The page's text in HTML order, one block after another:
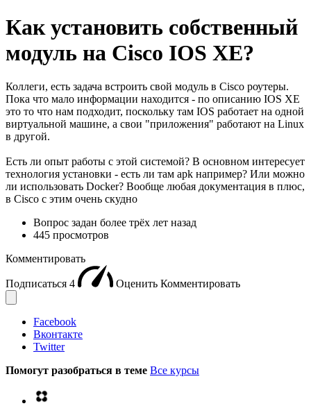
Как установить собственный
модуль на Cisco IOS XE?
Коллеги, есть задача встроить свой модуль в Cisco роутеры.
Пока что мало информации находится - по описанию IOS XE
это то что нам подходит, поскольку там IOS работает на одной
виртуальной машине, а свои "приложения" работают на Linux
в другой.
Есть ли опыт работы с этой системой? В основном интересует
технология установки - есть ли там apk например? Или можно
ли использовать Docker? Вообще любая документация в плюс,
в Cisco с этим очень скудно
Вопрос задан более трёх лет назад
445 просмотров
Комментировать
Подписаться 4 Оценить Комментировать
Facebook
Вконтакте
Twitter
Помогут разобраться в теме Все курсы